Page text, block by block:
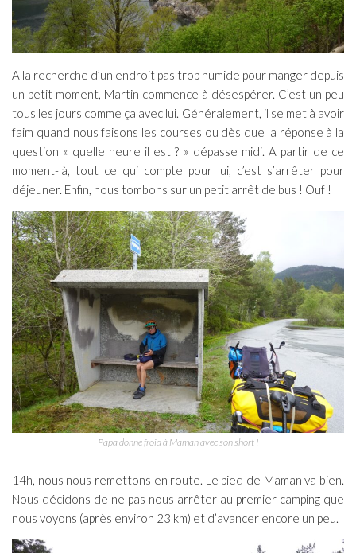
A la recherche d’un endroit pas trop humide pour manger depuis
un petit moment, Martin commence à désespérer. C’est un peu
tous les jours comme ça avec lui. Généralement, il se met à avoir
faim quand nous faisons les courses ou dès que la réponse à la
question « quelle heure il est ? » dépasse midi. A partir de ce
moment-là, tout ce qui compte pour lui, c’est s’arrêter pour
déjeuner. Enfin, nous tombons sur un petit arrêt de bus ! Ouf !
Papa donne froid à Maman avec son short !
14h, nous nous remettons en route. Le pied de Maman va bien.
Nous décidons de ne pas nous arrêter au premier camping que
nous voyons (après environ 23 km) et d’avancer encore un peu.